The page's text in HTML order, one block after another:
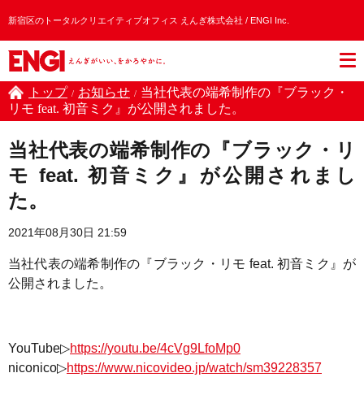
新宿区のトータルクリエイティブオフィス えんぎ株式会社 / ENGI Inc.
トップ / お知らせ / 当社代表の端希制作の『ブラック・
リモ feat. 初音ミク』が公開されました。
当社代表の端希制作の『ブラック・リ
モ feat. 初音ミク』が公開されまし
た。
2021年08月30日 21:59
当社代表の端希制作の『ブラック・リモ feat. 初音ミク』が
公開されました。
YouTube▷https://youtu.be/4cVg9LfoMp0
niconico▷https://www.nicovideo.jp/watch/sm39228357